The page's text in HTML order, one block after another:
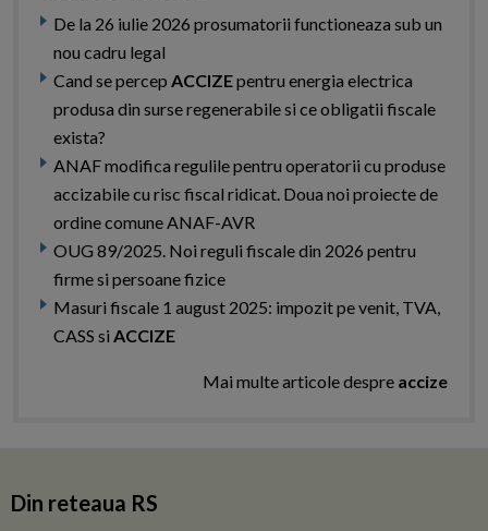
De la 26 iulie 2026 prosumatorii functioneaza sub un
nou cadru legal
Cand se percep ACCIZEpentru energia electrica
produsa din surse regenerabile si ce obligatii fiscale
exista?
ANAF modifica regulile pentru operatorii cu produse
accizabile cu risc fiscal ridicat. Doua noi proiecte de
ordine comune ANAF-AVR
OUG 89/2025. Noi reguli fiscale din 2026 pentru
firme si persoane fizice
Masuri fiscale 1 august 2025: impozit pe venit, TVA,
CASS si ACCIZE
Mai multe articole despre accize
Din reteaua RS